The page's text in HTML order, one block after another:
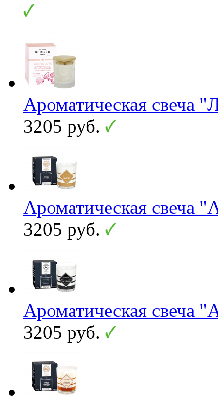
Ароматическая свеча
3205 руб.
Ароматическая свеча
3205 руб.
Ароматическая свеча
3205 руб.